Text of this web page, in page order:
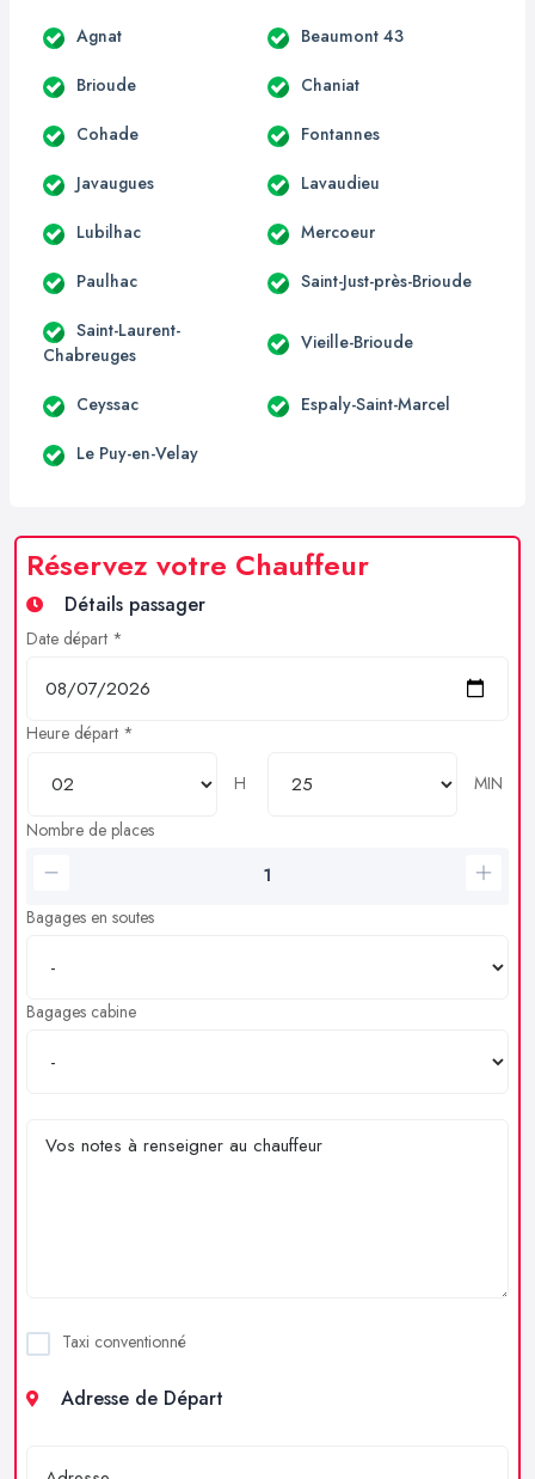
Agnat Beaumont 43
Brioude Chaniat
Cohade Fontannes
Javaugues Lavaudieu
Lubilhac Mercoeur
Paulhac Saint-Just-près-Brioude
Saint-Laurent-
Chabreuges
Vieille-Brioude
Ceyssac Espaly-Saint-Marcel
Le Puy-en-Velay
Réservez votre Chauffeur
Détails passager
Date départ *
Heure départ *
H
MIN
Nombre de places
Bagages en soutes
Bagages cabine
Taxi conventionné
Adresse de Départ